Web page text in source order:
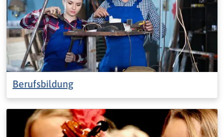
Berufsbildung